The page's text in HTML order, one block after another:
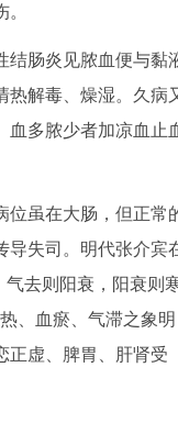
结肠炎见脓血便与黏
解毒、燥湿。久病
血多脓少者加凉血止
位虽在大肠，但正常
导失司。明代张介宾
气去则阳衰，阳衰则
、血瘀、气滞之象明
正虚、脾胃、肝肾受